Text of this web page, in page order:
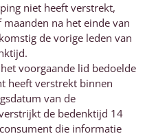
niet heeft verstrekt,
na het einde van
de vorige leden van
voorgaande lid bedoelde
heeft verstrekt binnen
van de
de bedenktijd 14
die informatie